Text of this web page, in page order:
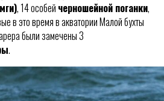
, 14 особей черношейной поганки,
в это время в акватории Малой бухты
были замечены 3
.